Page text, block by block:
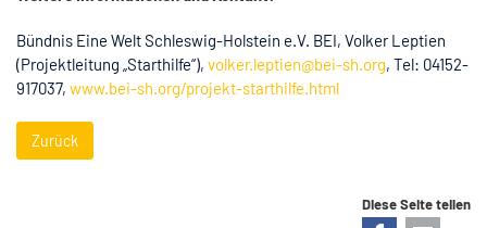
Bündnis Eine Welt Schleswig-Holstein e.V. BEI, Volker Leptien
(Projektleitung „Starthilfe“), volker.leptien@bei-sh.org, Tel: 04152-
917037, www.bei-sh.org/projekt-starthilfe.html
Zurück
Diese Seite teilen